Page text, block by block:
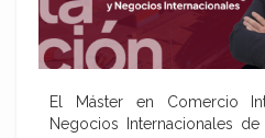
El Máster en Comercio
Negocios Internacionales